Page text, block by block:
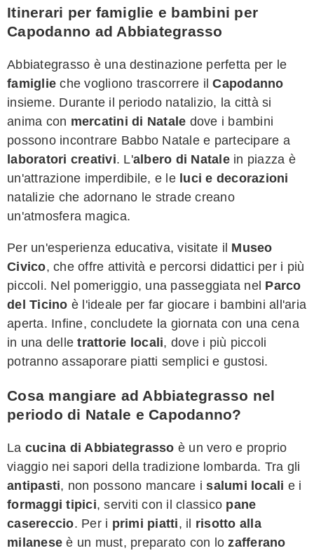
Itinerari per famiglie e bambini per
Capodanno ad Abbiategrasso
Abbiategrasso è una destinazione perfetta per le
famiglie che vogliono trascorrere ilCapodanno
insieme. Durante il periodo natalizio, la città si
anima con mercatini di Natale dove i bambini
possono incontrare Babbo Natale e partecipare a
laboratori creativi. L'albero di Natalein piazza è
un'attrazione imperdibile, e le luci e decorazioni
natalizie che adornano le strade creano
un'atmosfera magica.
Per un'esperienza educativa, visitate il Museo
Civico, che offre attività e percorsi didattici per i più
piccoli. Nel pomeriggio, una passeggiata nel Parco
del Ticino è l'ideale per far giocare i bambini all'aria
aperta. Infine, concludete la giornata con una cena
in una delletrattorie locali, dove i più piccoli
potranno assaporare piatti semplici e gustosi.
Cosa mangiare ad Abbiategrasso nel
periodo di Natale e Capodanno?
La cucina di Abbiategrasso è un vero e proprio
viaggio nei sapori della tradizione lombarda. Tra gli
antipasti, non possono mancare isalumi locali e i
formaggi tipici, serviti con il classico pane
casereccio. Per i primi piatti, il risotto alla
milanese è un must, preparato con lozafferano